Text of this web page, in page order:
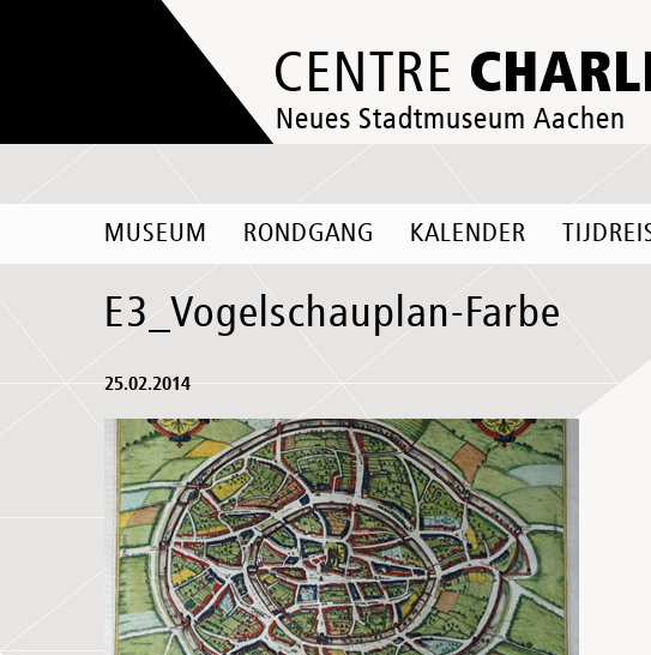
CENTRE
Neues Stadtmuseum Aachen
MUSEUM RONDGANG KALENDER
E3_Vogelschauplan-Farbe
25.02.2014